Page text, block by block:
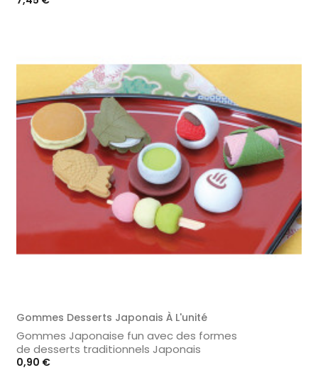
Gommes Desserts Japonais À L'unité
Gommes Japonaise fun avec des formes
de desserts traditionnels Japonais
Prix
0,90 €